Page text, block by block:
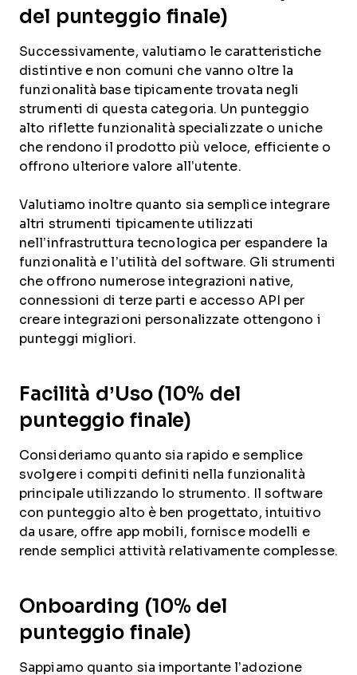
del punteggio finale)
Successivamente, valutiamo le caratteristiche
distintive e non comuni che vanno oltre la
funzionalità base tipicamente trovata negli
strumenti di questa categoria. Un punteggio
alto riflette funzionalità specializzate o uniche
che rendono il prodotto più veloce, efficiente o
offrono ulteriore valore all’utente.
Valutiamo inoltre quanto sia semplice integrare
altri strumenti tipicamente utilizzati
nell’infrastruttura tecnologica per espandere la
funzionalità e l’utilità del software. Gli strumenti
che offrono numerose integrazioni native,
connessioni di terze parti e accesso API per
creare integrazioni personalizzate ottengono i
punteggi migliori.
Facilità d’Uso (10% del
punteggio finale)
Consideriamo quanto sia rapido e semplice
svolgere i compiti definiti nella funzionalità
principale utilizzando lo strumento. Il software
con punteggio alto è ben progettato, intuitivo
da usare, offre app mobili, fornisce modelli e
rende semplici attività relativamente complesse.
Onboarding (10% del
punteggio finale)
Sappiamo quanto sia importante l’adozione